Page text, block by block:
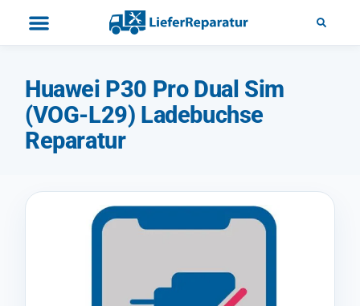
Huawei P30 Pro Dual Sim
(VOG-L29) Ladebuchse
Reparatur